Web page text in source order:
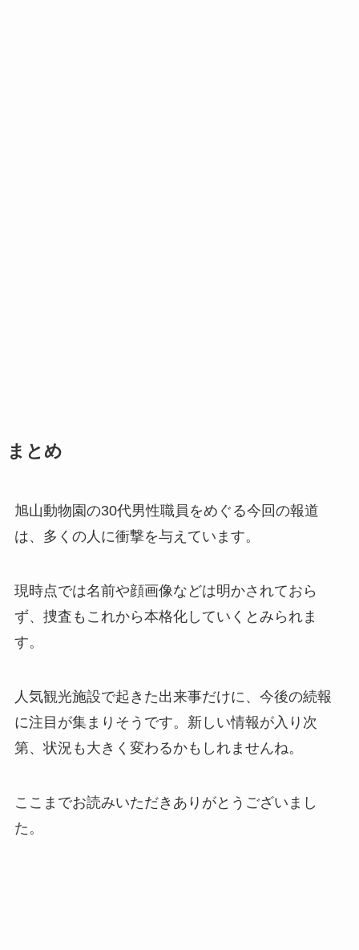
まとめ
旭山動物園の30代男性職員をめぐる今回の報道
は、多くの人に衝撃を与えています。
現時点では名前や顔画像などは明かされておら
ず、捜査もこれから本格化していくとみられま
す。
人気観光施設で起きた出来事だけに、今後の続報
に注目が集まりそうです。新しい情報が入り次
第、状況も大きく変わるかもしれませんね。
ここまでお読みいただきありがとうございまし
た。